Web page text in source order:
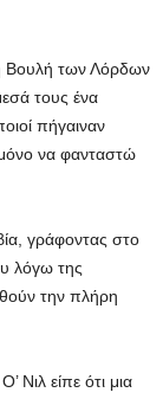
Βουλή των Λόρδων
τους ένα
πήγαιναν
να φανταστώ
γράφοντας στο
λόγω της
την πλήρη
Νιλ είπε ότι μια